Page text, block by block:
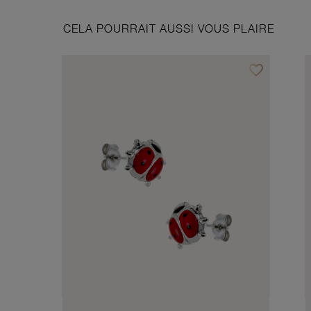
CELA POURRAIT AUSSI VOUS PLAIRE
favorite_borderAjouter à vos